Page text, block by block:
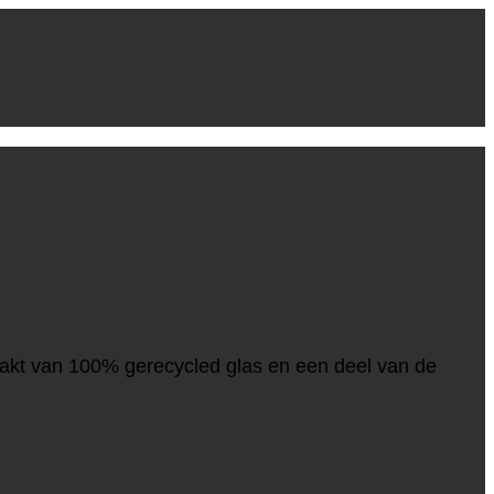
van 100% gerecycled glas en een deel van de